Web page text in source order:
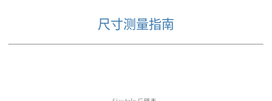
尺寸测量指南